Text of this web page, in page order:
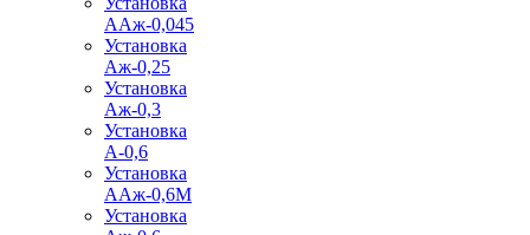
ААж-0,045
Установка
Аж-0,25
Установка
Аж-0,3
Установка
А-0,6
Установка
ААж-0,6М
Установка